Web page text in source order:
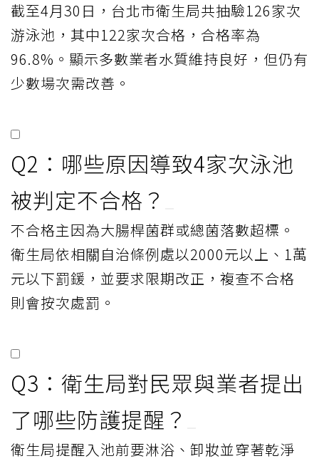
截至4月30日，台北市衛生局共抽驗126家次
游泳池，其中122家次合格，合格率為
96.8%。顯示多數業者水質維持良好，但仍有
少數場次需改善。
Q2：哪些原因導致4家次泳池
被判定不合格？
不合格主因為大腸桿菌群或總菌落數超標。
衛生局依相關自治條例處以2000元以上、1萬
元以下罰鍰，並要求限期改正，複查不合格
則會按次處罰。
Q3：衛生局對民眾與業者提出
了哪些防護提醒？
衛生局提醒入池前要淋浴、卸妝並穿著乾淨